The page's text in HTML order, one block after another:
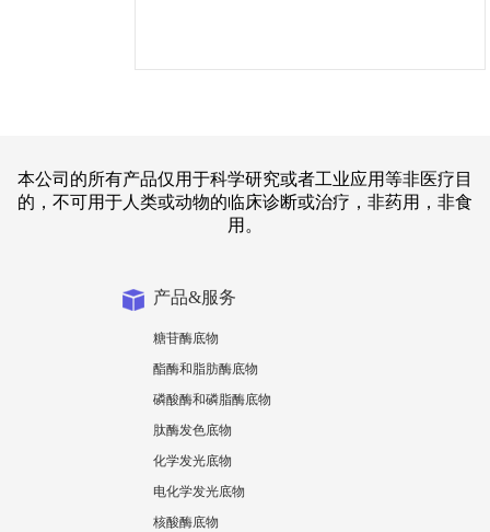
本公司的所有产品仅用于科学研究或者工业应用等非医疗目
的，不可用于人类或动物的临床诊断或治疗，非药用，非食
用。
产品&服务
糖苷酶底物
酯酶和脂肪酶底物
磷酸酶和磷脂酶底物
肽酶发色底物
化学发光底物
电化学发光底物
核酸酶底物